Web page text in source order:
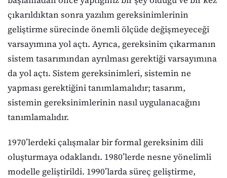
çıkarıldıktan sonra yazılım gereksinimlerinin
geliştirme sürecinde önemli ölçüde değişmeyeceği
varsayımına yol açtı. Ayrıca, gereksinim çıkarmanın
sistem tasarımından ayrılması gerektiği varsayımına
da yol açtı. Sistem gereksinimleri, sistemin ne
yapması gerektiğini tanımlamalıdır; tasarım,
sistemin gereksinimlerinin nasıl uygulanacağını
tanımlamalıdır.
1970’lerdeki çalışmalar bir formal gereksinim dili
oluşturmaya odaklandı. 1980’lerde nesne yönelimli
modelle geliştirildi. 1990’larda süreç geliştirme,